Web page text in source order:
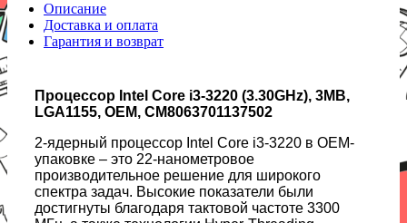
Описание
Доставка и оплата
Гарантия и возврат
Процессор Intel Core i3-3220 (3.30GHz), 3MB,
LGA1155, OEM, CM8063701137502
2-ядерный процессор Intel Core i3-3220 в OEM-
упаковке – это 22-нанометровое
производительное решение для широкого
спектра задач. Высокие показатели были
достигнуты благодаря тактовой частоте 3300